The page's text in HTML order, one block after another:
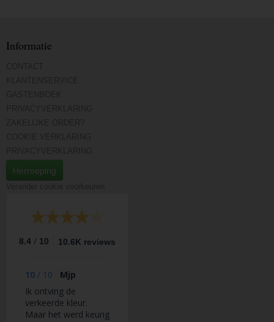
Informatie
Herroeping
8.4 / 10 10.6K reviews
10 / 10
Mjp
Ik ontving de
verkeerde kleur.
Maar het werd keurig